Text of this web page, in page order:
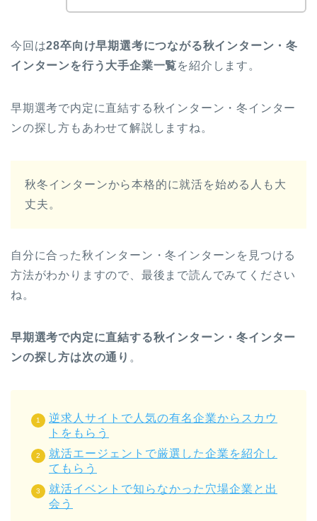
今回は28卒向け早期選考につながる秋インターン・冬
インターンを行う大手企業一覧を紹介します。
早期選考で内定に直結する秋インターン・冬インター
ンの探し方もあわせて解説しますね。
秋冬インターンから本格的に就活を始める人も大
丈夫。
自分に合った秋インターン・冬インターンを見つける
方法がわかりますので、最後まで読んでみてください
ね。
早期選考で内定に直結する秋インターン・冬インター
ンの探し方は次の通り 。
逆求人サイトで人気の有名企業からスカウ
トをもらう
就活エージェントで厳選した企業を紹介し
てもらう
就活イベントで知らなかった穴場企業と出
会う